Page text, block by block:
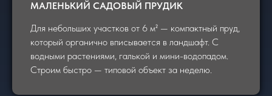
МАЛЕНЬКИЙ САДОВЫЙ ПРУДИК
Для небольших участков от 6 м² — компактный пруд,
который органично вписывается в ландшафт. С
водными растениями, галькой и мини-водопадом.
Строим быстро — типовой объект за неделю.